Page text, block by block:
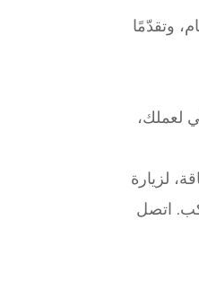
إلى 70٪، وزيادة عمر النظام، وتقدّمًا
لعملك،
لزيارة
اتصل